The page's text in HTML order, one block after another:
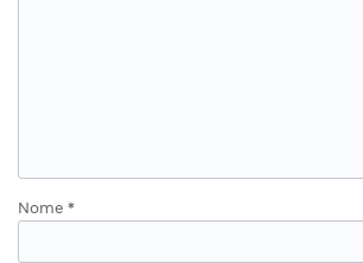
Nome *